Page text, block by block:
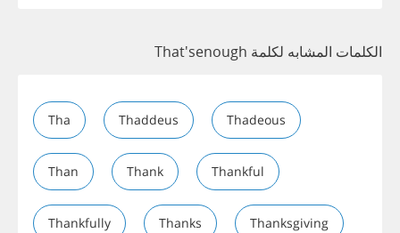
الكلمات المشابه لكلمة That'senough
Tha Thaddeus Thadeous
Than Thank Thankful
Thankfully Thanks Thanksgiving